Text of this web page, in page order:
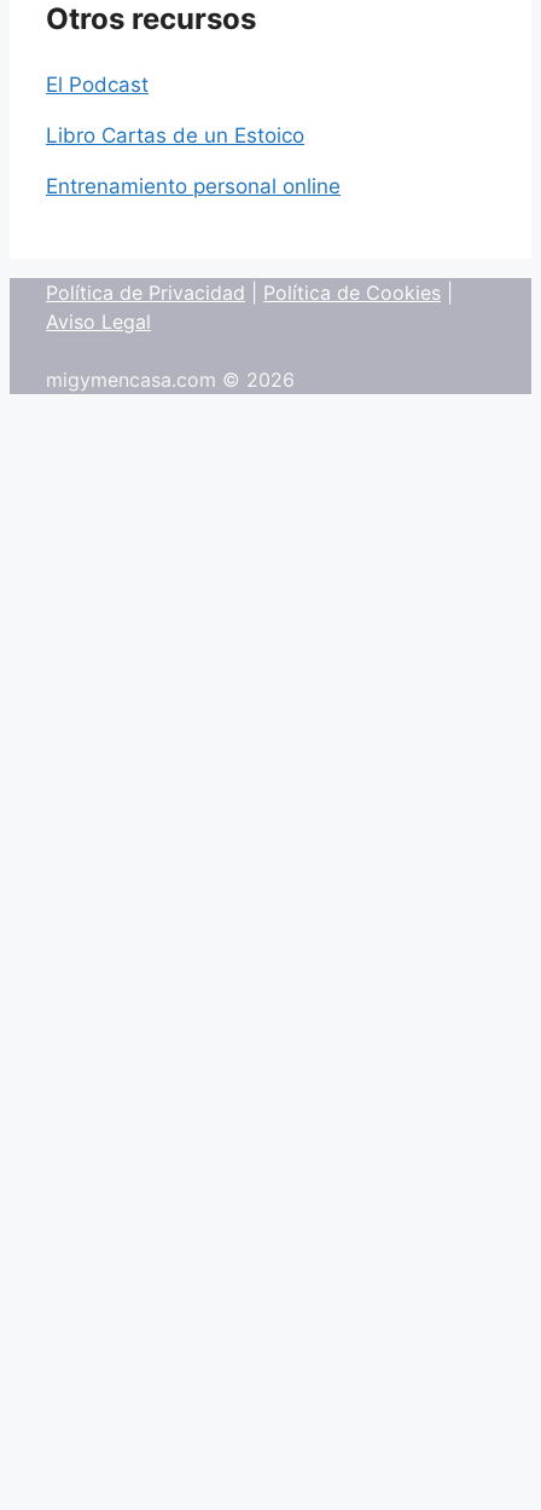
Otros recursos
El Podcast
Libro Cartas de un Estoico
Entrenamiento personal online
Política de Privacidad Política de Cookies
Aviso Legal
migymencasa.com © 2026